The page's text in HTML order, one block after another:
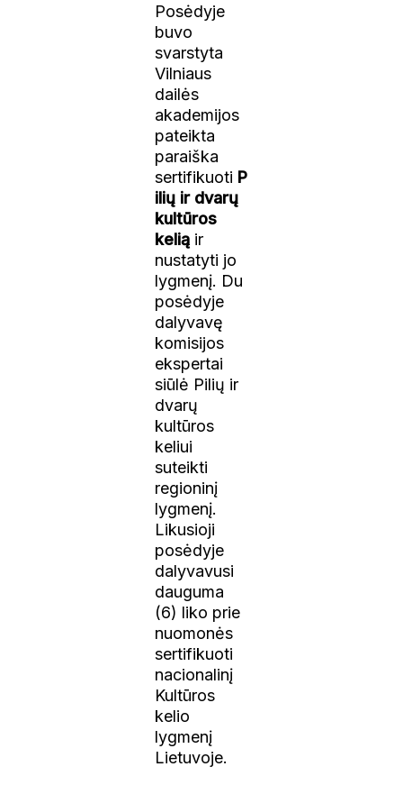
Posėdyje
buvo
svarstyta
Vilniaus
dailės
akademijos
pateikta
paraiška
sertifikuoti P
ilių ir dvarų
kultūros
kelią ir
nustatyti jo
lygmenį. Du
posėdyje
dalyvavę
komisijos
ekspertai
siūlė Pilių ir
dvarų
kultūros
keliui
suteikti
regioninį
lygmenį.
Likusioji
posėdyje
dalyvavusi
dauguma
(6) liko prie
nuomonės
sertifikuoti
nacionalinį
Kultūros
kelio
lygmenį
Lietuvoje.